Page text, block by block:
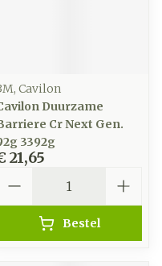
Cavilon
Duurzame
Cr Next Gen.
3392g
21,65
Bestel